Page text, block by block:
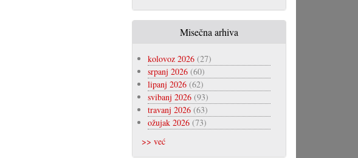
Misečna arhiva
kolovoz 2026(27)
srpanj 2026(60)
lipanj 2026(62)
svibanj 2026(93)
travanj 2026(63)
ožujak 2026(73)
>> već